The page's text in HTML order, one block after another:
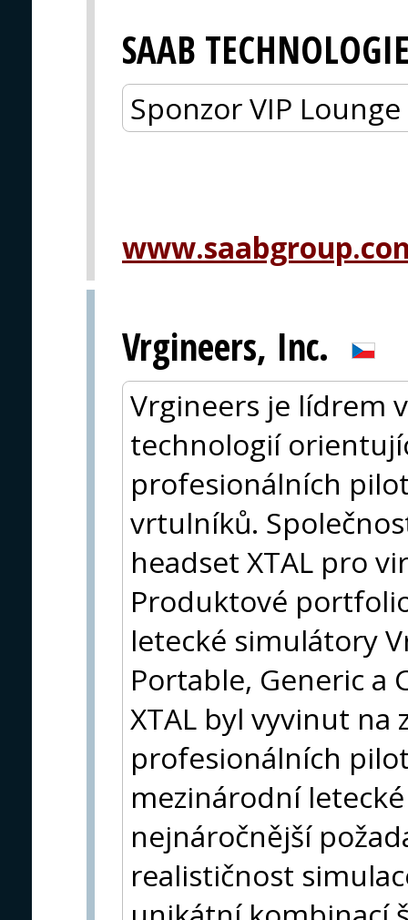
SAAB
Sponzor VIP Lounge
Vrgineers, Inc.
Vrgineers je lídrem
technologií
profesionálních
vrtulníků.
headset XTAL pro
Produktové
letecké simulátory
Portable, Generic a
XTAL byl vyvinut na
profesionálních
mezinárodní
nejnáročnější
realističnost